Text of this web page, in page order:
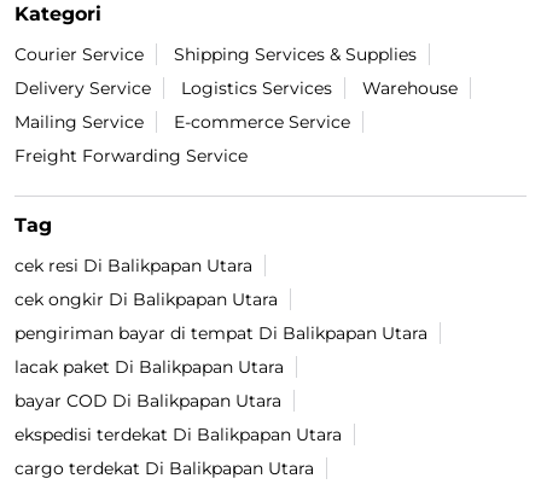
Kategori
Courier Service
Shipping Services & Supplies
Delivery Service
Logistics Services
Warehouse
Mailing Service
E-commerce Service
Freight Forwarding Service
Tag
cek resi Di Balikpapan Utara
cek ongkir Di Balikpapan Utara
pengiriman bayar di tempat Di Balikpapan Utara
lacak paket Di Balikpapan Utara
bayar COD Di Balikpapan Utara
ekspedisi terdekat Di Balikpapan Utara
cargo terdekat Di Balikpapan Utara